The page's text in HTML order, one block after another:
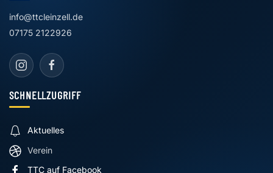
info@ttcleinzell.de
07175 2122926
SCHNELLZUGRIFF
Aktuelles
Verein
TTC auf Facebook